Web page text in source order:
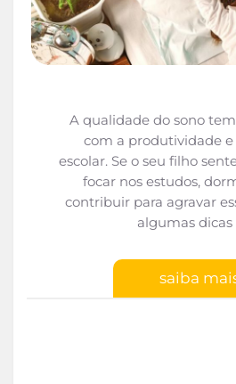
A qualidade do sono
com a produtividade
escolar. Se o seu filho
focar nos estudos,
contribuir para agravar
algumas dicas
saiba